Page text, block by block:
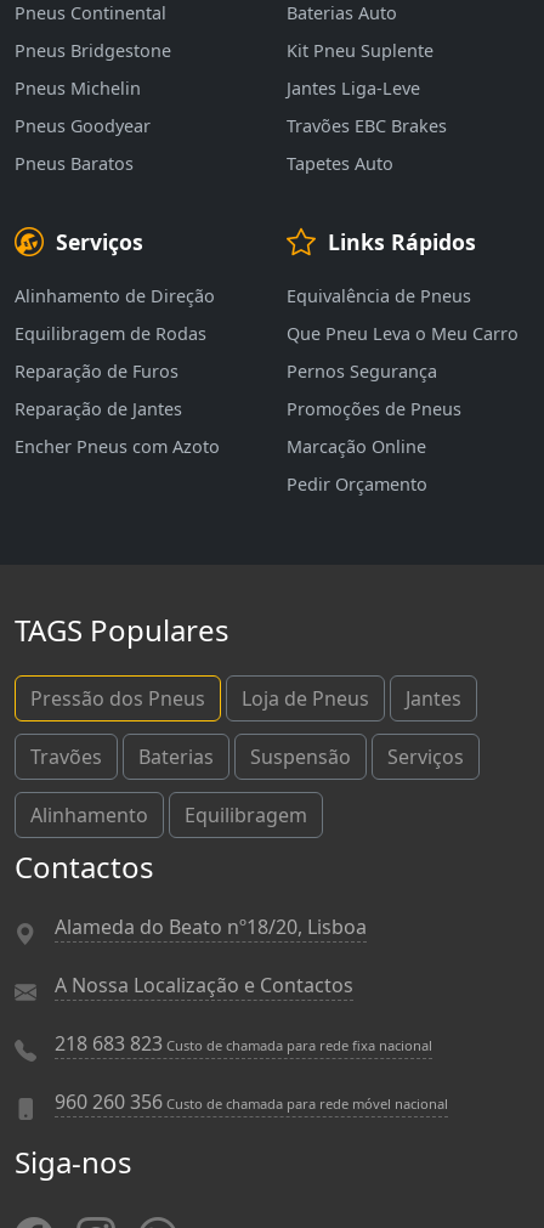
Pneus Continental
Pneus Bridgestone
Pneus Michelin
Pneus Goodyear
Pneus Baratos
Baterias Auto
Kit Pneu Suplente
Jantes Liga-Leve
Travões EBC Brakes
Tapetes Auto
Serviços
Alinhamento de Direção
Equilibragem de Rodas
Reparação de Furos
Reparação de Jantes
Encher Pneus com Azoto
Links Rápidos
Equivalência de Pneus
Que Pneu Leva o Meu Carro
Pernos Segurança
Promoções de Pneus
Marcação Online
Pedir Orçamento
TAGS Populares
Pressão dos Pneus Loja de Pneus Jantes
Travões Baterias Suspensão Serviços
Alinhamento Equilibragem
Contactos
Alameda do Beato nº18/20, Lisboa
A Nossa Localização e Contactos
218 683 823 Custo de chamada para rede fixa nacional
960 260 356 Custo de chamada para rede móvel nacional
Siga-nos